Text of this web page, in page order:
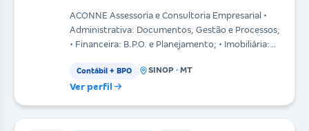
ACONNE Assessoria e Consultoria Empresarial •
Administrativa: Documentos, Gestão e Processos;
• Financeira: B.P.O. e Planejamento; • Imobiliária:
Contábil + BPO SINOP · MT
Ver perfil